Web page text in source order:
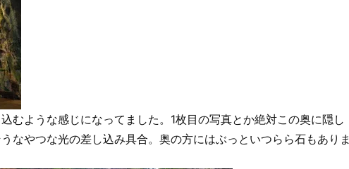
むような感じになってました。1枚目の写真とか絶対この奥に隠し
なやつな光の差し込み具合。奥の方にはぶっといつらら石もありま